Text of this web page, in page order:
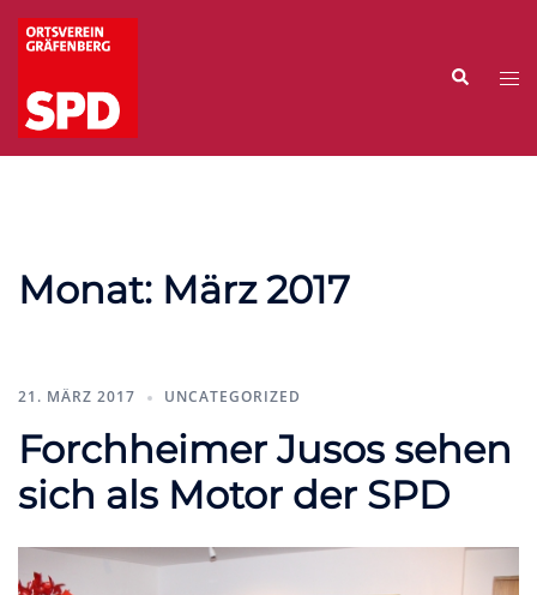
Zum
Inhalt
Suche
Monat: März 2017
21. MÄRZ 2017 UNCATEGORIZED
Forchheimer Jusos sehen
sich als Motor der SPD